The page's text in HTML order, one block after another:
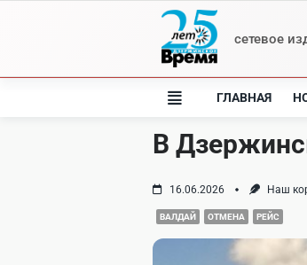
сетевое
ГЛАВНАЯ
В
16.06.2026 Наш
ВАЛДАЙ ОТМЕНА РЕЙС